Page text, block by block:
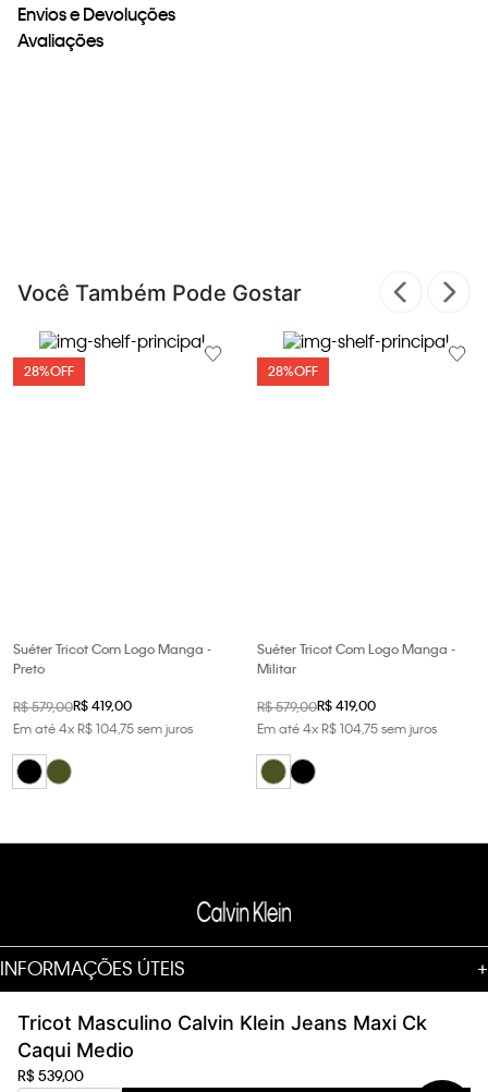
Envios e Devoluções
Avaliações
Tricot Masculino Calvin Klein Jeans Maxi Ck
Caqui Medio
R$539,00
Você Também Pode Gostar
28%OFF
Suéter Tricot Com Logo Manga -
Preto
R$579,00R$419,00
Em até4xR$10475sem juros
28%OFF
Suéter Tricot Com Logo Manga -
Militar
R$579,00R$419,00
Em até4xR$10475sem juros
INFORMAÇÕES ÚTEIS +
AJUDA
SOBRE